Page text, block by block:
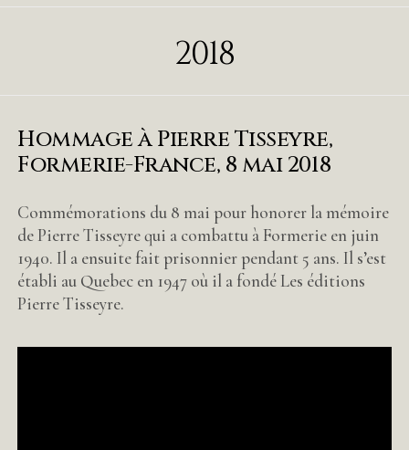
2018
Hommage à Pierre Tisseyre,
Formerie-France, 8 mai 2018
Commémorations du 8 mai pour honorer la mémoire
de Pierre Tisseyre qui a combattu à Formerie en juin
1940. Il a ensuite fait prisonnier pendant 5 ans. Il s’est
établi au Quebec en 1947 où il a fondé Les éditions
Pierre Tisseyre.